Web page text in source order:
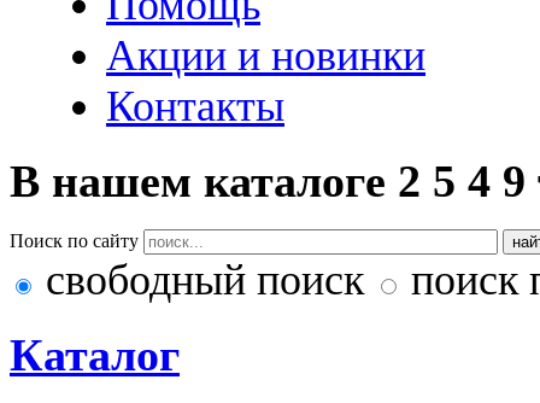
Акции и новинки
Контакты
В нашем каталоге 2 5 4 9
Поиск по сайту
свободный поиск поиск
Каталог